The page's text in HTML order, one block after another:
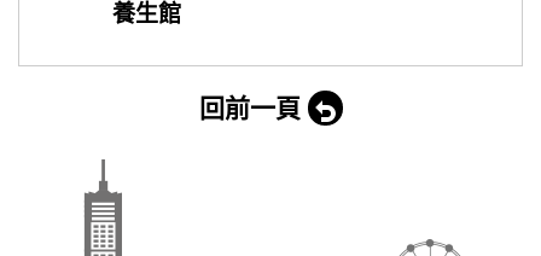
養生館
回前一頁